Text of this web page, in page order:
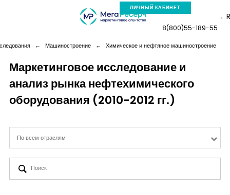
ЛИЧНЫЙ КАБИНЕТ
Компания
Новая реальность
Кейсы
8(800)55-189-55
← Машиностроение ← Химическое и нефтяное машиностроение
Маркетинговое исследование и
анализ рынка нефтехимического
оборудования (2010-2012 гг.)
По всем отраслям